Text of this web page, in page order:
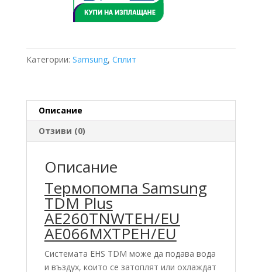
AE260TNWTEH/EU
6.6
KW
Категории: Samsung, Сплит
Описание
Отзиви (0)
Описание
Термопомпа Samsung
TDM Plus
AE260TNWTEH/EU
AE066MXTPEH/EU
Системата EHS TDM може да подава вода
и въздух, които се затоплят или охлаждат